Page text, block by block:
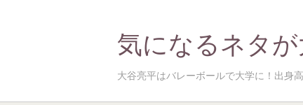
気になるネタが
大谷亮平はバレーボールで大学に！出身